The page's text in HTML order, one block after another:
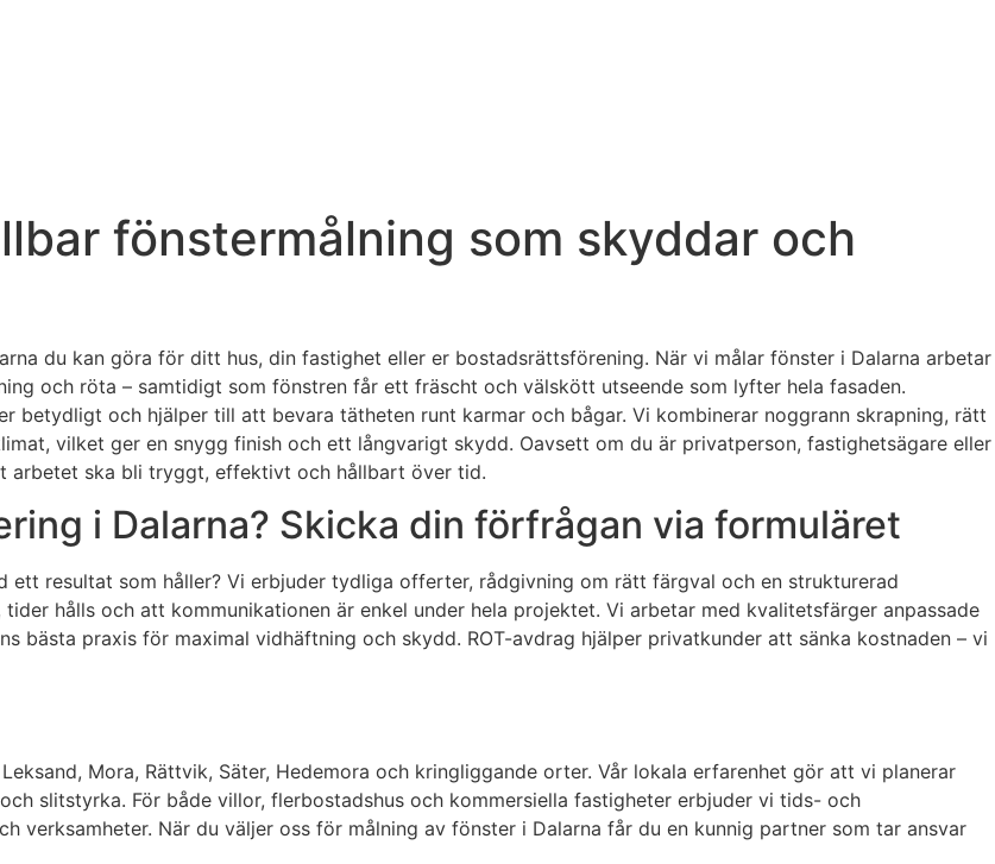
fönstermålning som skyddar och
du kan göra för ditt hus, din fastighet eller er bostadsrättsförening. När vi målar fönster i Dalarna arbetar
och röta – samtidigt som fönstren får ett fräscht och välskött utseende som lyfter hela fasaden.
betydligt och hjälper till att bevara tätheten runt karmar och bågar. Vi kombinerar noggrann skrapning, rätt
vilket ger en snygg finish och ett långvarigt skydd. Oavsett om du är privatperson, fastighetsägare eller
arbetet ska bli tryggt, effektivt och hållbart över tid.
i Dalarna? Skicka din förfrågan via formuläret
resultat som håller? Vi erbjuder tydliga offerter, rådgivning om rätt färgval och en strukturerad
hålls och att kommunikationen är enkel under hela projektet. Vi arbetar med kvalitetsfärger anpassade
bästa praxis för maximal vidhäftning och skydd. ROT-avdrag hjälper privatkunder att sänka kostnaden – vi
Mora, Rättvik, Säter, Hedemora och kringliggande orter. Vår lokala erfarenhet gör att vi planerar
slitstyrka. För både villor, flerbostadshus och kommersiella fastigheter erbjuder vi tids- och
verksamheter. När du väljer oss för målning av fönster i Dalarna får du en kunnig partner som tar ansvar